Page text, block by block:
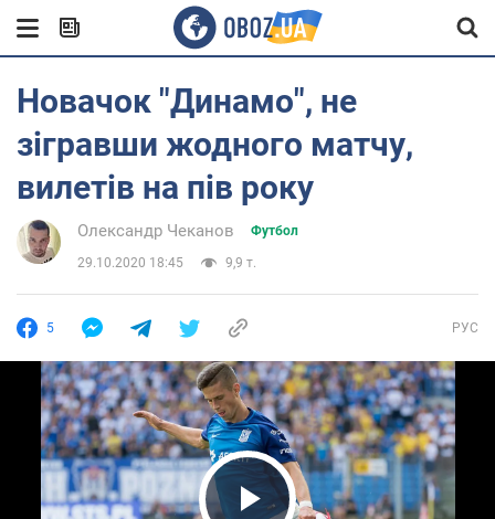
Новачок "Динамо", не
зігравши жодного матчу,
вилетів на пів року
Олександр Чеканов Футбол
29.10.2020 18:45 9,9 т.
5 РУС